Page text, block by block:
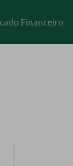
Financeiro